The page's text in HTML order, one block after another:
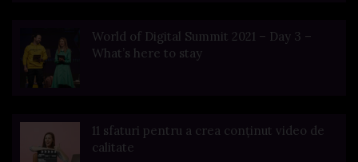
World of Digital Summit 2021 – Day 3 –
What’s here to stay
11 sfaturi pentru a crea conținut video de
calitate